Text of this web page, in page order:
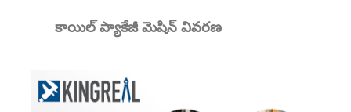
కాయిల్ ప్యాకేజీ మెషిన్ వివరణ